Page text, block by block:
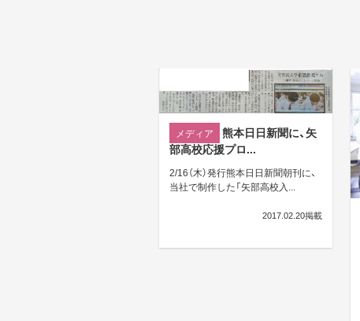
メディア
熊本日日新聞に、矢
部高校応援プロ...
2/16（木）発行熊本日日新聞朝刊に、
当社で制作した「矢部高校入...
2017.02.20掲載